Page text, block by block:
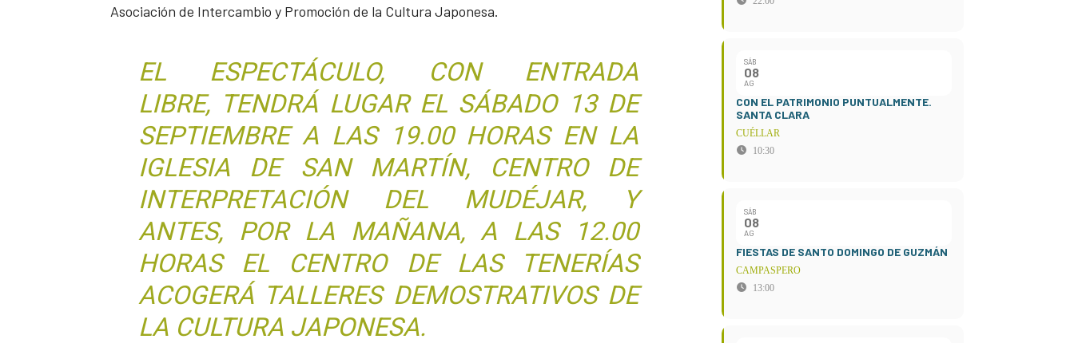
Asociación de Intercambio y Promoción de la Cultura Japonesa.
EL ESPECTÁCULO, CON ENTRADA
LIBRE, TENDRÁ LUGAR EL SÁBADO 13 DE
SEPTIEMBRE A LAS 19.00 HORAS EN LA
IGLESIA DE SAN MARTÍN, CENTRO DE
INTERPRETACIÓN DEL MUDÉJAR, Y
ANTES, POR LA MAÑANA, A LAS 12.00
HORAS EL CENTRO DE LAS TENERÍAS
ACOGERÁ TALLERES DEMOSTRATIVOS DE
LA CULTURA JAPONESA.
SÁB
08
AG
CON EL PATRIMONIO PUNTUALMENTE.
SANTA CLARA
CUÉLLAR
10:30
SÁB
08
AG
FIESTAS DE SANTO DOMINGO DE GUZMÁN
CAMPASPERO
13:00